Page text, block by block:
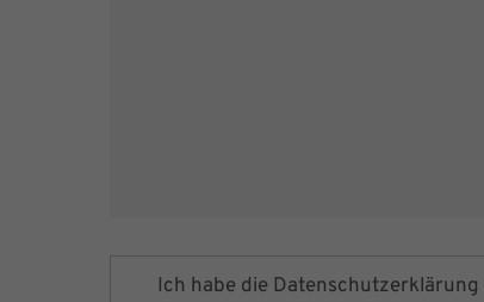
Ich habe die Datenschutzerklärung